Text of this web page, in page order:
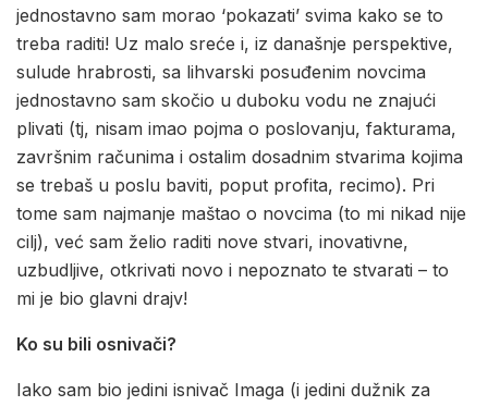
jednostavno sam morao ‘pokazati’ svima kako se to
treba raditi! Uz malo sreće i, iz današnje perspektive,
sulude hrabrosti, sa lihvarski posuđenim novcima
jednostavno sam skočio u duboku vodu ne znajući
plivati (tj, nisam imao pojma o poslovanju, fakturama,
završnim računima i ostalim dosadnim stvarima kojima
se trebaš u poslu baviti, poput profita, recimo). Pri
tome sam najmanje maštao o novcima (to mi nikad nije
cilj), već sam želio raditi nove stvari, inovativne,
uzbudljive, otkrivati novo i nepoznato te stvarati – to
mi je bio glavni drajv!
Ko su bili osnivači?
Iako sam bio jedini isnivač Imaga (i jedini dužnik za